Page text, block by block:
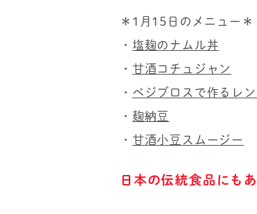
＊1月15日のメニュー＊
・ 塩麹のナムル丼
・ 甘酒コチュジャン
・ ベジブロスで作るレ
・ 麹納豆
・ 甘酒小豆スムージー
日本の伝統食品にも